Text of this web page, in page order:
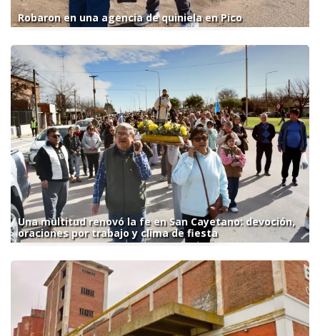
Robaron en una agencia de quiniela en Pico
Una multitud renovó la fe en San Cayetano: devoción,
oraciones por trabajo y clima de fiesta